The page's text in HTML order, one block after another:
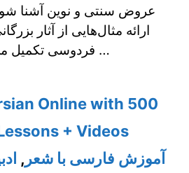
عروض سنتی و نوین آشنا
ارائه مثال‌هایی از آثار
فردوسی تکمیل می‌شود تا …
Online with 500
+ Videos
آموزش فارسی با شعر ,